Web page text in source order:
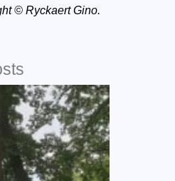
© Ryckaert Gino.